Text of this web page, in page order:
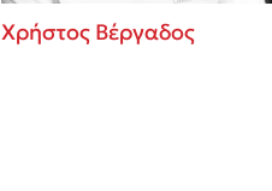
Χρήστος Βέργαδος